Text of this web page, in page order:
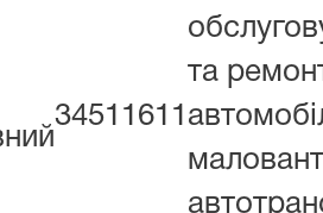
34511611
та